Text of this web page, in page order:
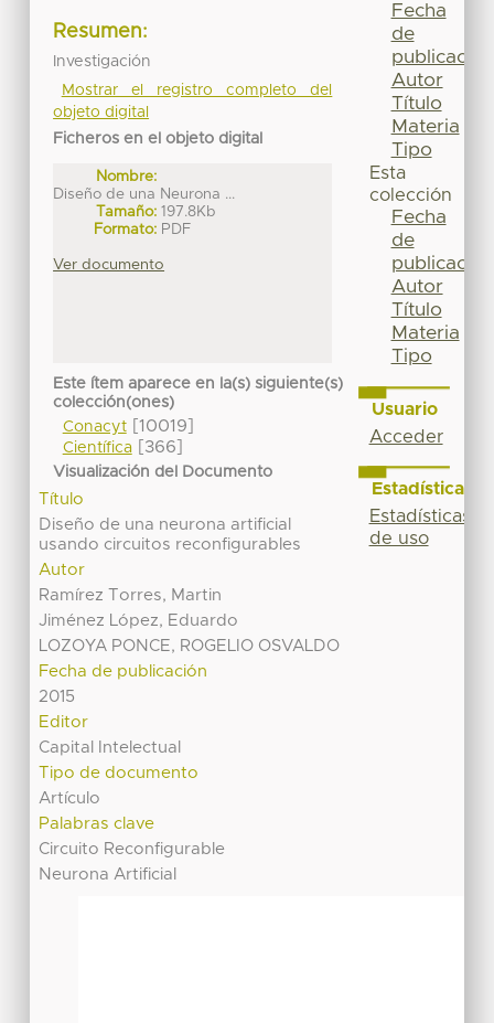
Resumen:
Investigación
Mostrar el registro completo del
objeto digital
Ficheros en el objeto digital
Nombre:
Diseño de una Neurona ...
Tamaño: 197.8Kb
Formato: PDF
Ver documento
Este ítem aparece en la(s) siguiente(s)
colección(ones)
Conacyt[10019]
Científica[366]
Visualización del Documento
Título
Diseño de una neurona artificial
usando circuitos reconfigurables
Autor
Ramírez Torres, Martin
Jiménez López, Eduardo
LOZOYA PONCE, ROGELIO OSVALDO
Fecha de publicación
2015
Editor
Capital Intelectual
Tipo de documento
Artículo
Palabras clave
Circuito Reconfigurable
Neurona Artificial
Fecha
de
publicación
Autor
Título
Materia
Tipo
Esta
colección
Fecha
de
publicación
Autor
Título
Materia
Tipo
Usuario
Acceder
Estadísticas
Estadísticas
de uso